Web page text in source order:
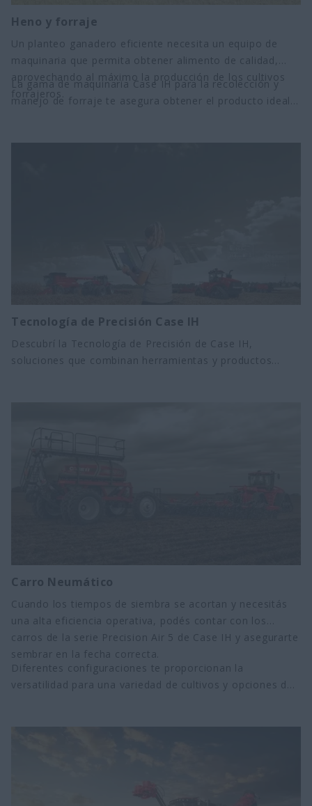
Heno y forraje
Un planteo ganadero eficiente necesita un equipo de
maquinaria que permita obtener alimento de calidad,
aprovechando al máximo la producción de los cultivos
forrajeros.
La gama de maquinaria Case IH para la recolección y
manejo de forraje te asegura obtener el producto ideal
Tecnología de Precisión Case IH
Descubrí la Tecnología de Precisión de Case IH,
soluciones que combinan herramientas y productos
Carro Neumático
Cuando los tiempos de siembra se acortan y necesitás
una alta eficiencia operativa, podés contar con los
carros de la serie Precision Air 5 de Case IH y asegurarte
sembrar en la fecha correcta.
Diferentes configuraciones te proporcionan la
versatilidad para una variedad de cultivos y opciones de